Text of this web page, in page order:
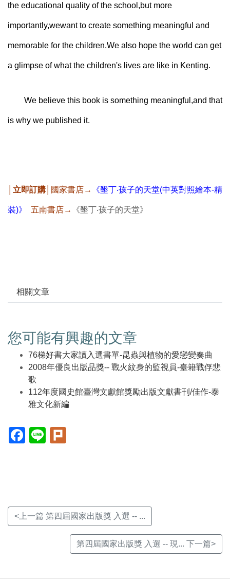
the educational quality of the school,but more
importantly,wewant to create something meaningful and
memorable for the children.We also hope the world can get
a glimpse of what the children's lives are like in Kenting.
We believe this book is something meaningful,and that
is why we published it.
│立即訂購│ 國家書店→ 《墾丁‧孩子的天堂(中英對照繪本-精
裝)》 五南書店→ 《墾丁‧孩子的天堂》
相關文章
您可能有興趣的文章
76梯好書大家讀入選書單-昆蟲與植物的愛戀變奏曲
2008年優良出版品獎-- 戰火紋身的監視員-臺籍戰俘悲
歌
112年度國史館臺灣文獻館獎勵出版文獻書刊/佳作-泰
雅文化新編
Facebook(另
開
Line(另
開
<上一篇 第四屆國家出版獎 入選 -- ...
第四屆國家出版獎 入選 -- 現... 下一篇>